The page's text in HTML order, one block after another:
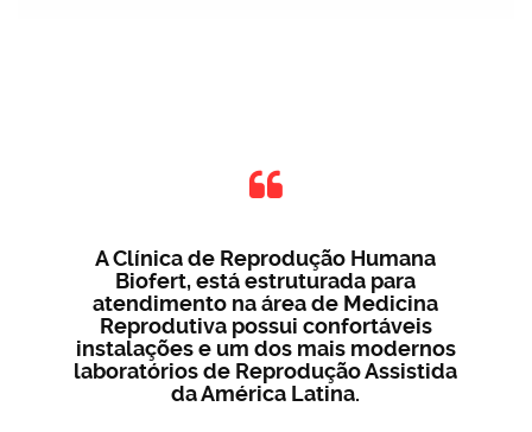
A Clínica de Reprodução Humana
Biofert, está estruturada para
atendimento na área de Medicina
Reprodutiva possui confortáveis
instalações e um dos mais modernos
laboratórios de Reprodução Assistida
da América Latina.